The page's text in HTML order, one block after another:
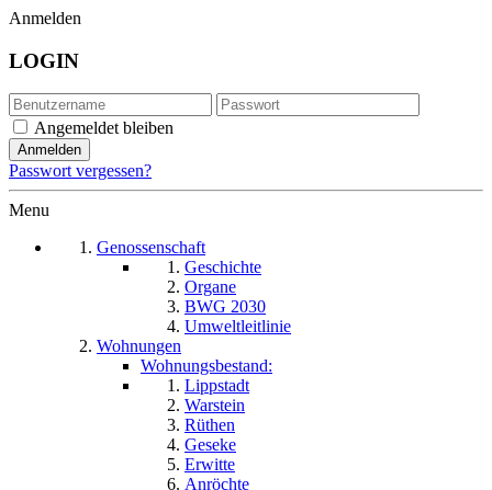
Anmelden
LOGIN
Angemeldet bleiben
Passwort vergessen?
Menu
Genossenschaft
Geschichte
Organe
BWG 2030
Umweltleitlinie
Wohnungen
Wohnungsbestand:
Lippstadt
Warstein
Rüthen
Geseke
Erwitte
Anröchte